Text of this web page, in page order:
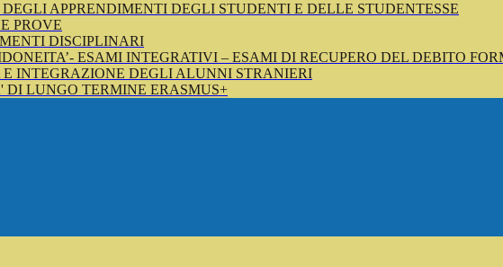
APPRENDIMENTI DEGLI STUDENTI E DELLE STUDENTESSE
PROVE
DISCIPLINARI
ESAMI INTEGRATIVI – ESAMI DI RECUPERO DEL DEBITO
INTEGRAZIONE DEGLI ALUNNI STRANIERI
LUNGO TERMINE ERASMUS+